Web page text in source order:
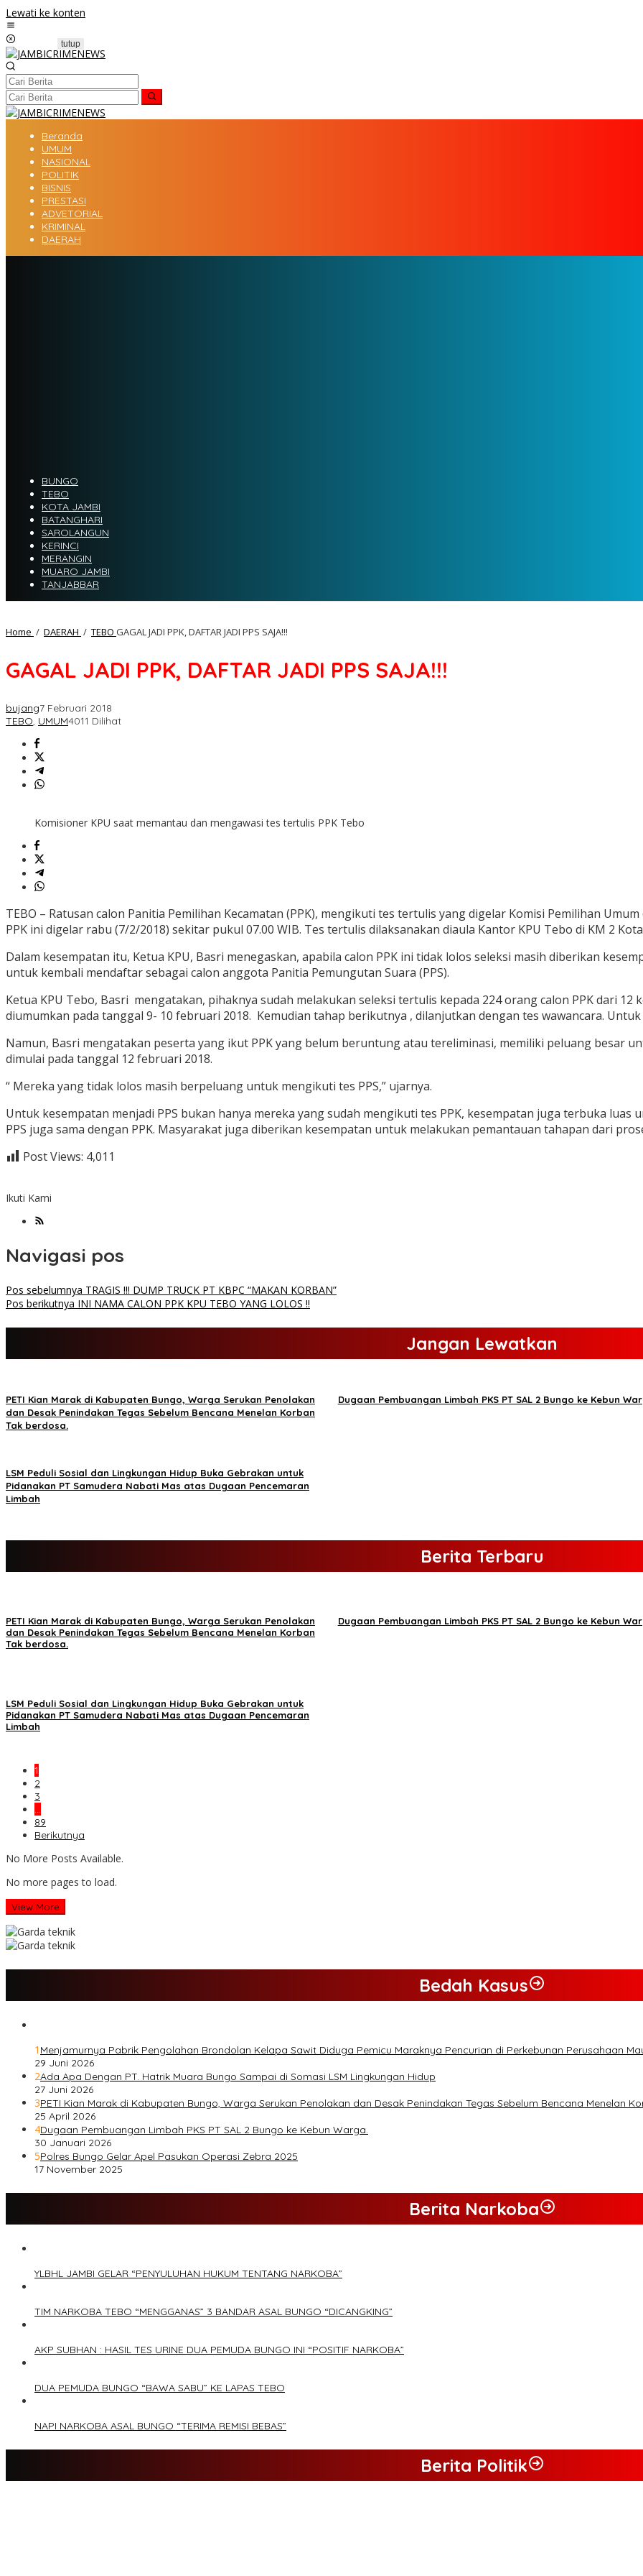
Lewati ke konten
Beranda
UMUM
NASIONAL
POLITIK
BISNIS
PRESTASI
ADVETORIAL
KRIMINAL
DAERAH
BUNGO
TEBO
KOTA JAMBI
BATANGHARI
SAROLANGUN
KERINCI
MERANGIN
MUARO JAMBI
TANJABBAR
tutup
Home / DAERAH / TEBO GAGAL JADI PPK, DAFTAR JADI PPS SAJA!!!
GAGAL JADI PPK, DAFTAR JADI PPS SAJA!!!
bujang7 Februari 2018
TEBO, UMUM4011 Dilihat
Komisioner KPU saat memantau dan mengawasi tes tertulis PPK Tebo
TEBO – Ratusan calon Panitia Pemilihan Kecamatan (PPK), mengikuti tes tertulis yang digelar Komisi Pemilihan
PPK ini digelar rabu (7/2/2018) sekitar pukul 07.00 WIB. Tes tertulis dilaksanakan diaula Kantor KPU Tebo di KM 2
Dalam kesempatan itu, Ketua KPU, Basri menegaskan, apabila calon PPK ini tidak lolos seleksi masih diberikan
untuk kembali mendaftar sebagai calon anggota Panitia Pemungutan Suara (PPS).
Ketua KPU Tebo, Basri mengatakan, pihaknya sudah melakukan seleksi tertulis kepada 224 orang calon PPK dari 12
diumumkan pada tanggal 9- 10 februari 2018. Kemudian tahap berikutnya , dilanjutkan dengan tes wawancara.
Namun, Basri mengatakan peserta yang ikut PPK yang belum beruntung atau tereliminasi, memiliki peluang besar
dimulai pada tanggal 12 februari 2018.
“ Mereka yang tidak lolos masih berpeluang untuk mengikuti tes PPS,” ujarnya.
Untuk kesempatan menjadi PPS bukan hanya mereka yang sudah mengikuti tes PPK, kesempatan juga terbuka
PPS juga sama dengan PPK. Masyarakat juga diberikan kesempatan untuk melakukan pemantauan tahapan dari
Post Views: 4,011
Ikuti Kami
Navigasi pos
Pos sebelumnya TRAGIS !!! DUMP TRUCK PT KBPC “MAKAN KORBAN”
Pos berikutnya INI NAMA CALON PPK KPU TEBO YANG LOLOS !!
Jangan Lewatkan
PETI Kian Marak di Kabupaten Bungo, Warga Serukan Penolakan
dan Desak Penindakan Tegas Sebelum Bencana Menelan Korban
Tak berdosa.
Dugaan Pembuangan Limbah PKS PT SAL 2 Bungo ke Kebun
LSM Peduli Sosial dan Lingkungan Hidup Buka Gebrakan untuk
Pidanakan PT Samudera Nabati Mas atas Dugaan Pencemaran
Limbah
Berita Terbaru
PETI Kian Marak di Kabupaten Bungo, Warga Serukan Penolakan
dan Desak Penindakan Tegas Sebelum Bencana Menelan Korban
Tak berdosa.
Dugaan Pembuangan Limbah PKS PT SAL 2 Bungo ke Kebun
LSM Peduli Sosial dan Lingkungan Hidup Buka Gebrakan untuk
Pidanakan PT Samudera Nabati Mas atas Dugaan Pencemaran
Limbah
1
2
3
89
Berikutnya
No More Posts Available.
No more pages to load.
View More
Bedah Kasus
1 Menjamurnya Pabrik Pengolahan Brondolan Kelapa Sawit Diduga Pemicu Maraknya Pencurian di Perkebunan Perusahaan
29 Juni 2026
2Ada Apa Dengan PT. Hatrik Muara Bungo Sampai di Somasi LSM Lingkungan Hidup
27 Juni 2026
3PETI Kian Marak di Kabupaten Bungo, Warga Serukan Penolakan dan Desak Penindakan Tegas Sebelum Bencana Menelan
25 April 2026
4Dugaan Pembuangan Limbah PKS PT SAL 2 Bungo ke Kebun Warga.
30 Januari 2026
5Polres Bungo Gelar Apel Pasukan Operasi Zebra 2025
17 November 2025
Berita Narkoba
YLBHL JAMBI GELAR “PENYULUHAN HUKUM TENTANG NARKOBA”
TIM NARKOBA TEBO “MENGGANAS” 3 BANDAR ASAL BUNGO “DICANGKING”
AKP SUBHAN : HASIL TES URINE DUA PEMUDA BUNGO INI “POSITIF NARKOBA”
DUA PEMUDA BUNGO “BAWA SABU” KE LAPAS TEBO
NAPI NARKOBA ASAL BUNGO “TERIMA REMISI BEBAS”
Berita Politik